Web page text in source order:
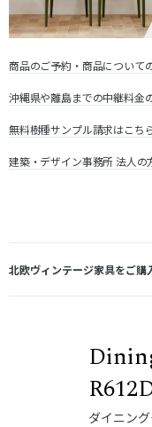
商品のご予約・商品について
沖縄県や離島までの中継料金
無料樹種サンプル請求はこち
建築・デザイン事務所 法人の
北欧ヴィンテージ家具をご
ダイニン